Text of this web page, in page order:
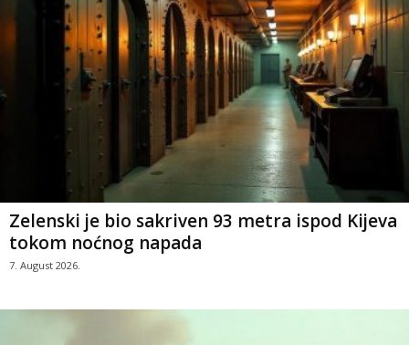
Zelenski je bio sakriven 93 metra ispod Kijeva
tokom noćnog napada
7. August 2026.